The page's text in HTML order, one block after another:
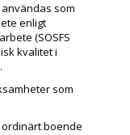
som
enligt
(SOSFS
kvalitet i
som
boende